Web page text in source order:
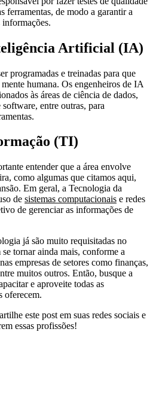
ferramentas, de modo a garantir a
informações.
Artificial (IA)
programadas e treinadas para que
humana. Os engenheiros de IA
às áreas de ciência de dados,
entre outras, para
(TI)
entender que a área envolve
como algumas que citamos aqui,
Em geral, a Tecnologia da
de sistemas computacionais e redes
de gerenciar as informações de
já são muito requisitadas no
se tornar ainda mais, conforme a
empresas de setores como finanças,
muitos outros. Então, busque a
e aproveite todas as
oferecem.
este post em suas redes sociais e
essas profissões!